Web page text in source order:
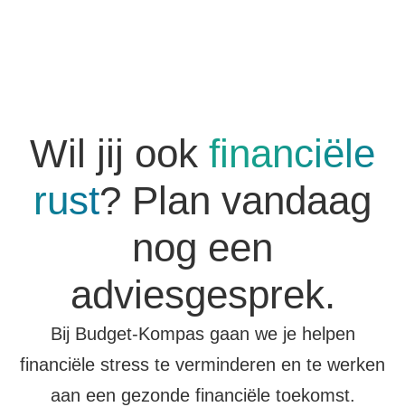
Wil jij ook financiële
rust? Plan vandaag
nog een
adviesgesprek.
Bij Budget-Kompas gaan we je helpen
financiële stress te verminderen en te werken
aan een gezonde financiële toekomst.